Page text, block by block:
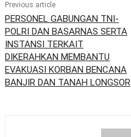
Previous article
PERSONEL GABUNGAN TNI-
POLRI DAN BASARNAS SERTA
INSTANSI TERKAIT
DIKERAHKAN MEMBANTU
EVAKUASI KORBAN BENCANA
BANJIR DAN TANAH LONGSOR